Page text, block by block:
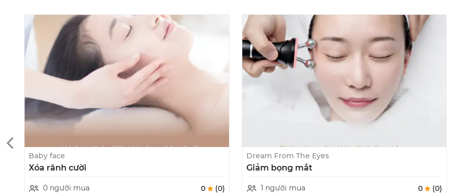
Baby face
Xóa rãnh cười
0 người mua
0
(0)
Dream From The Eyes
Giảm bọng mắt
1 người mua
0
(0)